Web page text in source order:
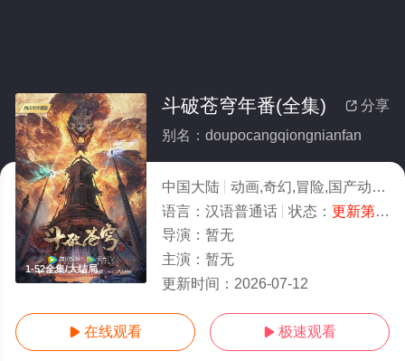
1-52全集/大结局
 分享
斗破苍穹年番(全集)
别名：doupocangqiongnianfan
中国大陆 动画,奇幻,冒险,国产动漫
语言： 汉语普通话 状态： 更新第207集
导演： 暂无
主演： 暂无
更新时间： 2026-07-12
 在线观看  极速观看